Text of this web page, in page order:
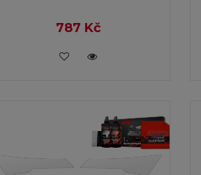
787 Kč
VLOŽIT DO KOŠÍKU